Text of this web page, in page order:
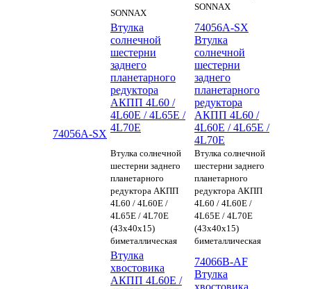
SONNAX
SONNAX
74056A-SX
Втулка
солнечной
шестерни
заднего
планетарного
редуктора
АКПП 4L60 /
4L60E / 4L65E /
4L70E
Втулка солнечной
шестерни заднего
планетарного
редуктора АКПП
4L60 / 4L60E /
4L65E / 4L70E
(43х40х15)
биметаллическая
74056A-SX
Втулка
солнечной
шестерни
заднего
планетарного
редуктора
АКПП 4L60 /
4L60E / 4L65E /
4L70E
Втулка солнечной
шестерни заднего
планетарного
редуктора АКПП
4L60 / 4L60E /
4L65E / 4L70E
(43х40х15)
биметаллическая
Втулка
хвостовика
АКПП 4L60E /
74066B-AF
Втулка
хвостовика